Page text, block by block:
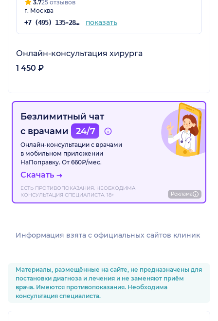
3.725 отзывов
г. Москва
+7 (495) 135-28-90 показать
Онлайн-консультация хирурга
1 450 ₽
Безлимитный чат
с врачами
24/7
Онлайн-консультации с врачами
в мобильном приложении
НаПоправку. От 660₽/мес.
Скачать
ЕСТЬ ПРОТИВОПОКАЗАНИЯ. НЕОБХОДИМА
КОНСУЛЬТАЦИЯ СПЕЦИАЛИСТА. 18+
Реклама
Информация взята c официальных сайтов клиник
Материалы, размещённые на сайте, не предназначены для
постановки диагноза и лечения и не заменяют приём
врача. Имеются противопоказания. Необходима
консультация специалиста.